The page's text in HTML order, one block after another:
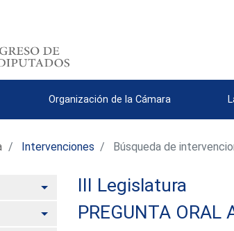
Organización de la Cámara
Intervenciones Búsqueda de
Alternar
Alternar
III Legislatura
PREGUNTA ORAL